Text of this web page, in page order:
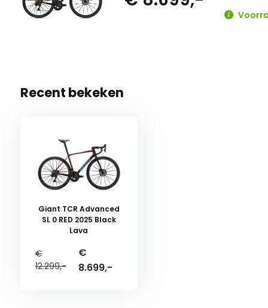
Recent bekeken
Giant TCR Advanced
SL 0 RED 2025 Black
Lava
€
12.299,-
€
8.699,-